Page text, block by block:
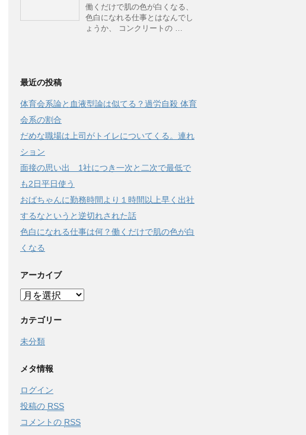
働くだけで肌の色が白くなる、
色白になれる仕事とはなんでし
ょうか、 コンクリートの …
最近の投稿
体育会系論と血液型論は似てる？過労自殺 体育
会系の割合
だめな職場は上司がトイレについてくる。連れ
ション
面接の思い出 1社につき一次と二次で最低で
も2日平日使う
おばちゃんに勤務時間より１時間以上早く出社
するなというと逆切れされた話
色白になれる仕事は何？働くだけで肌の色が白
くなる
アーカイブ
カテゴリー
未分類
メタ情報
ログイン
投稿の RSS
コメントの RSS